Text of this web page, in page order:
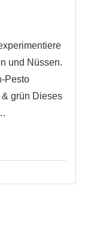
und Nüssen.
Pesto
grün Dieses